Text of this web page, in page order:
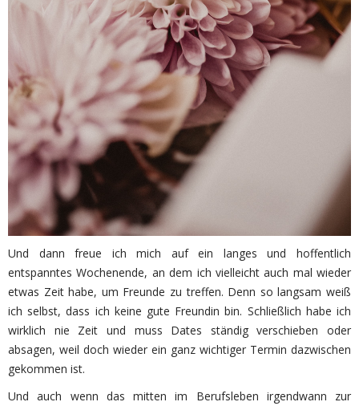
Und dann freue ich mich auf ein langes und hoffentlich
entspanntes Wochenende, an dem ich vielleicht auch mal wieder
etwas Zeit habe, um Freunde zu treffen. Denn so langsam weiß
ich selbst, dass ich keine gute Freundin bin. Schließlich habe ich
wirklich nie Zeit und muss Dates ständig verschieben oder
absagen, weil doch wieder ein ganz wichtiger Termin dazwischen
gekommen ist.
Und auch wenn das mitten im Berufsleben irgendwann zur